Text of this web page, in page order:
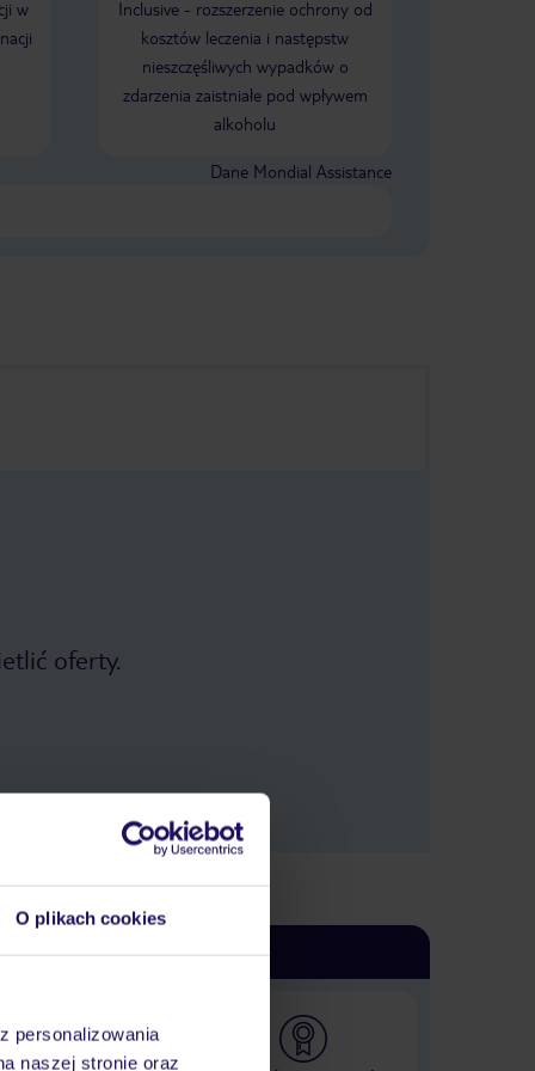
O plikach cookies
personalizowania
naszej stronie oraz
POLECAM!!!
w
Inclusive - rozszerzenie ochrony od
kosztów leczenia i następstw
nieszczęśliwych wypadków o
zdarzenia zaistniałe pod wpływem
alkoholu
Dane Mondial Assistance
oferty.